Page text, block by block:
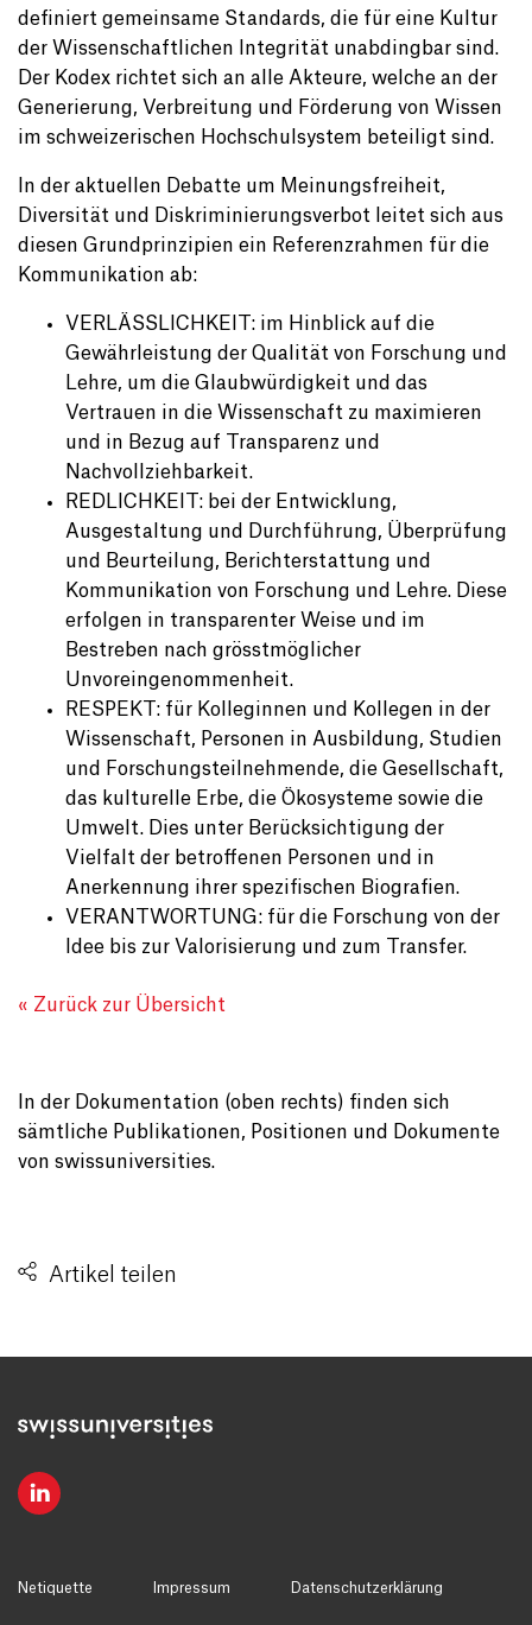
definiert gemeinsame Standards, die für eine Kultur
der Wissenschaftlichen Integrität unabdingbar sind.
Der Kodex richtet sich an alle Akteure, welche an der
Generierung, Verbreitung und Förderung von Wissen
im schweizerischen Hochschulsystem beteiligt sind.
In der aktuellen Debatte um Meinungsfreiheit,
Diversität und Diskriminierungsverbot leitet sich aus
diesen Grundprinzipien ein Referenzrahmen für die
Kommunikation ab:
VERLÄSSLICHKEIT: im Hinblick auf die
Gewährleistung der Qualität von Forschung und
Lehre, um die Glaubwürdigkeit und das
Vertrauen in die Wissenschaft zu maximieren
und in Bezug auf Transparenz und
Nachvollziehbarkeit.
REDLICHKEIT: bei der Entwicklung,
Ausgestaltung und Durchführung, Überprüfung
und Beurteilung, Berichterstattung und
Kommunikation von Forschung und Lehre. Diese
erfolgen in transparenter Weise und im
Bestreben nach grösstmöglicher
Unvoreingenommenheit.
RESPEKT: für Kolleginnen und Kollegen in der
Wissenschaft, Personen in Ausbildung, Studien
und Forschungsteilnehmende, die Gesellschaft,
das kulturelle Erbe, die Ökosysteme sowie die
Umwelt. Dies unter Berücksichtigung der
Vielfalt der betroffenen Personen und in
Anerkennung ihrer spezifischen Biografien.
VERANTWORTUNG: für die Forschung von der
Idee bis zur Valorisierung und zum Transfer.
« Zurück zur Übersicht
In der Dokumentation (oben rechts) finden sich
sämtliche Publikationen, Positionen und Dokumente
von swissuniversities.
Artikel teilen
Netiquette Impressum Datenschutzerklärung